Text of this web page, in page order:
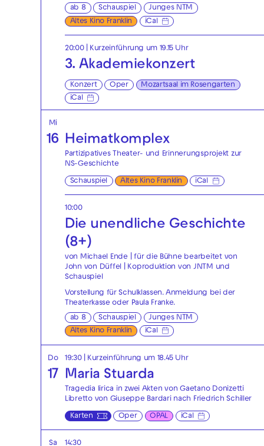
ab 8 Schauspiel
Junges NTM
Altes Kino Franklin
iCal
20:00 | Kurzeinführung um 19.15 Uhr
3. Akademiekonzert
Konzert Oper
Mozartsaal im Rosengarten
iCal
Mi
16 Heimatkomplex
Partizipatives Theater- und Erinnerungsprojekt zur
NS-Geschichte
Schauspiel Altes Kino Franklin iCal
10:00
Die unendliche Geschichte
(8+)
von Michael Ende | für die Bühne bearbeitet von
John von Düffel | Koproduktion von JNTM und
Schauspiel
Vorstellung für Schulklassen. Anmeldung bei der
Theaterkasseoder Paula Franke.
ab 8 Schauspiel
Junges NTM
Altes Kino Franklin
iCal
Do
17
19:30 | Kurzeinführung um 18.45 Uhr
Maria Stuarda
Tragedia lirica in zwei Akten von Gaetano Donizetti
Libretto von Giuseppe Bardari nach Friedrich Schiller
Karten Oper OPAL iCal
Sa 14:30